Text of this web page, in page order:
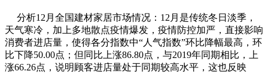
分析12月全国建材家居市场情况：12月是传统冬日淡季，
天气寒冷，加上多地散点疫情爆发，疫情防控加严，直接影响
消费者进店量，使得各分指数中“人气指数”环比降幅最高，环
比下降50.00点；但同比上涨86.80点，与2019年同期相比，上
涨66.26点，说明顾客进店量处于同期较高水平，这也反映